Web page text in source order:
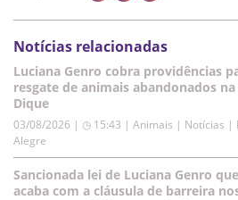
Notícias relacionadas
Luciana Genro cobra providências
resgate de animais abandonados na
Dique
03/08/2026 | ◷ 15:43 | Animais | Notícias |
Alegre
Sancionada lei de Luciana Genro que
acaba com a cláusula de barreira